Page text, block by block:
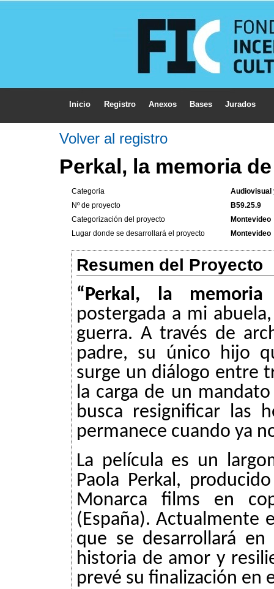
Inicio Registro Anexos Bases Jurados
Volver al registro
Perkal, la memoria
Categoria
Audiovisual
Nº de proyecto
B59.25.9
Categorización del proyecto
Montevideo
Lugar donde se desarrollará el proyecto
Montevideo
Resumen del Proyecto
“Perkal, la
postergada a mi
guerra. A través de
padre, su único hijo
surge un diálogo entre
la carga de un
busca resignificar las
permanece cuando ya
La película es un
Paola Perkal,
Monarca films en
(España). Actualmente
que se desarrollará
historia de amor y
prevé su finalización en